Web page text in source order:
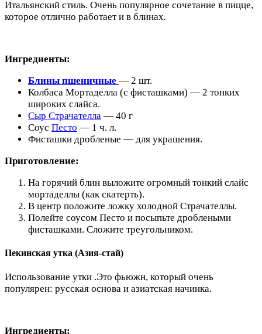
Итальянский стиль. Очень популярное сочетание в пицце,
которое отлично работает и в блинах.
Ингредиенты:
Блины пшеничные — 2 шт.
Колбаса Мортаделла (с фисташками) — 2 тонких
широких слайса.
Сыр Страчателла — 40 г
Соус Песто — 1 ч. л.
Фисташки дробленые — для украшения.
Приготовление:
На горячий блин выложите огромный тонкий слайс
мортаделлы (как скатерть).
В центр положите ложку холодной Страчателлы.
Полейте соусом Песто и посыпьте дроблеными
фисташками. Сложите треугольником.
Пекинская утка (Азия-стай)
Использование утки .Это фьюжн, который очень
популярен: русская основа и азиатская начинка.
Ингредиенты: